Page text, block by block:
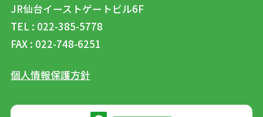
JR仙台イーストゲートビル6F
TEL : 022-385-5778
FAX : 022-748-6251
個人情報保護方針